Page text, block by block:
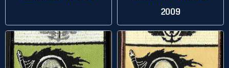
2009